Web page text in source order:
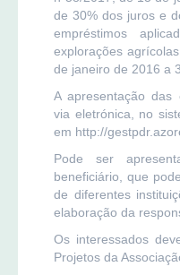
de 30% dos juros e
empréstimos
explorações
de janeiro de 2016 a
A apresentação das
via eletrónica, no
em http://
Pode ser
beneficiário, que
de diferentes
elaboração da
Os interessados
Projetos da